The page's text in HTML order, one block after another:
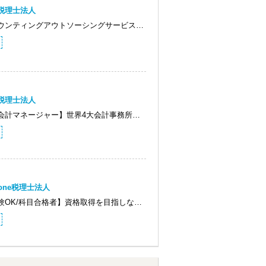
理士法人
ンティングアウトソーシングサービス…
理士法人
計マネージャー】世界4大会計事務所…
税理士法人
OK/科目合格者】資格取得を目指しな…